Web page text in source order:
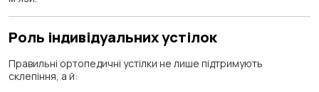
Роль індивідуальних устілок
Правильні ортопедичні устілки не лише підтримують
склепіння, а й: